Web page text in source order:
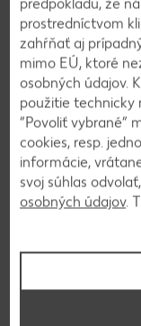
vanilkovým
Odstavíme z
roztopíme
mascarpone,
vychladnúť.
potrieme
celej noci)
Čokoládovo-
perníkmi a
prostredníctvom
zahŕňať aj
mimo EÚ, ktoré
osobných údajov.
použitie technicky
“Povoliť vybrané”
cookies, resp.
informácie,
svoj súhlas
osobných údajov.